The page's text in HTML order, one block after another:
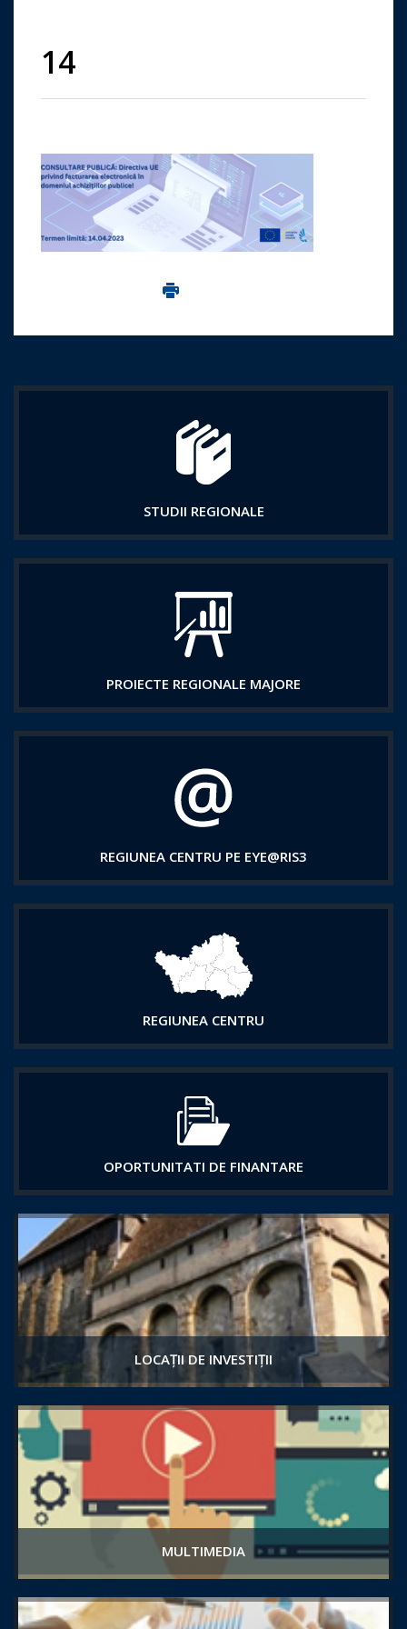
14
Imprima aceasta pagina
STUDII REGIONALE
PROIECTE REGIONALE MAJORE
REGIUNEA CENTRU PE EYE@RIS3
REGIUNEA CENTRU
OPORTUNITATI DE FINANTARE
LOCAȚII DE INVESTIȚII
MULTIMEDIA